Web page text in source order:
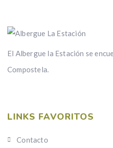
El Albergue la Estación se
Compostela.
LINKS FAVORITOS
Contacto